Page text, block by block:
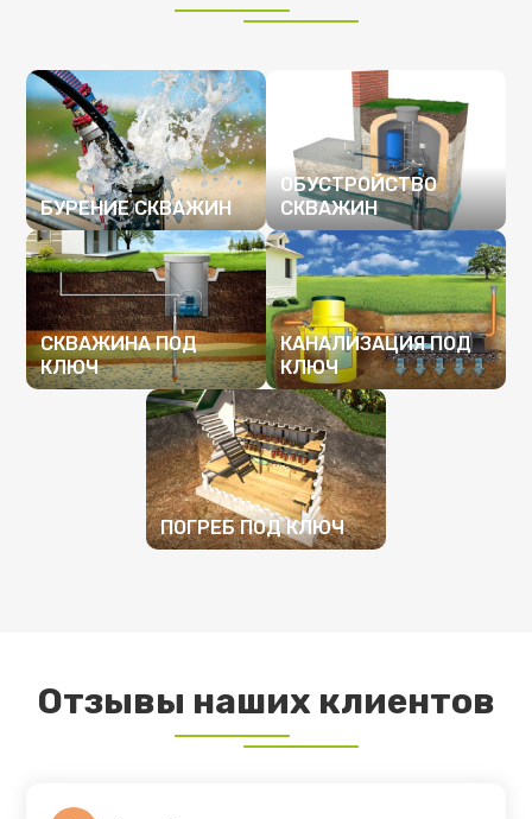
БУРЕНИЕ СКВАЖИН
ПОДРОБНЕЕ
ОБУСТРОЙСТВО
СКВАЖИН
ПОДРОБНЕЕ
СКВАЖИНА ПОД
КЛЮЧ
ПОДРОБНЕЕ
КАНАЛИЗАЦИЯ ПОД
КЛЮЧ
ПОДРОБНЕЕ
ПОГРЕБ ПОД КЛЮЧ
Отзывы наших клиентов